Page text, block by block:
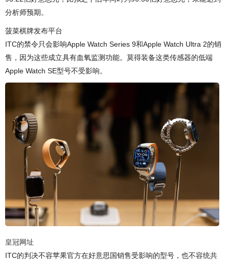
分析师预期。
菠菜棋牌发布平台
ITC的禁令只会影响Apple Watch Series 9和Apple Watch Ultra 2的销
售，因为这些成立具有血氧监测功能。莫得装备这类传感器的低端
Apple Watch SE型号不受影响。
皇冠网址
ITC的判决不容苹果官方在好意思国销售受影响的型号，也不容统共